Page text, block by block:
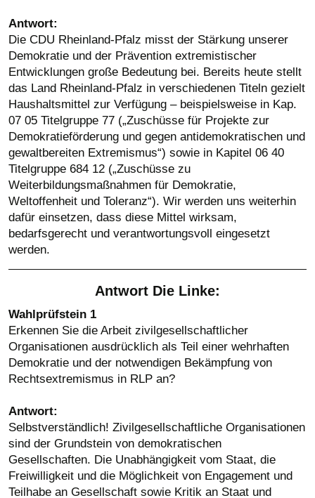
Antwort:
Die CDU Rheinland-Pfalz misst der Stärkung unserer
Demokratie und der Prävention extremistischer
Entwicklungen große Bedeutung bei. Bereits heute stellt
das Land Rheinland-Pfalz in verschiedenen Titeln gezielt
Haushaltsmittel zur Verfügung – beispielsweise in Kap.
07 05 Titelgruppe 77 („Zuschüsse für Projekte zur
Demokratieförderung und gegen antidemokratischen und
gewaltbereiten Extremismus“) sowie in Kapitel 06 40
Titelgruppe 684 12 („Zuschüsse zu
Weiterbildungsmaßnahmen für Demokratie,
Weltoffenheit und Toleranz“). Wir werden uns weiterhin
dafür einsetzen, dass diese Mittel wirksam,
bedarfsgerecht und verantwortungsvoll eingesetzt
werden.
Antwort Die Linke:
Wahlprüfstein 1
Erkennen Sie die Arbeit zivilgesellschaftlicher
Organisationen ausdrücklich als Teil einer wehrhaften
Demokratie und der notwendigen Bekämpfung von
Rechtsextremismus in RLP an?
Antwort:
Selbstverständlich! Zivilgesellschaftliche Organisationen
sind der Grundstein von demokratischen
Gesellschaften. Die Unabhängigkeit vom Staat, die
Freiwilligkeit und die Möglichkeit von Engagement und
Teilhabe an Gesellschaft sowie Kritik an Staat und